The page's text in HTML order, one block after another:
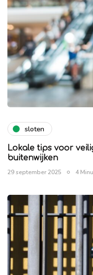
sloten
Lokale tips voor
buitenwijken
29 september 2025 4